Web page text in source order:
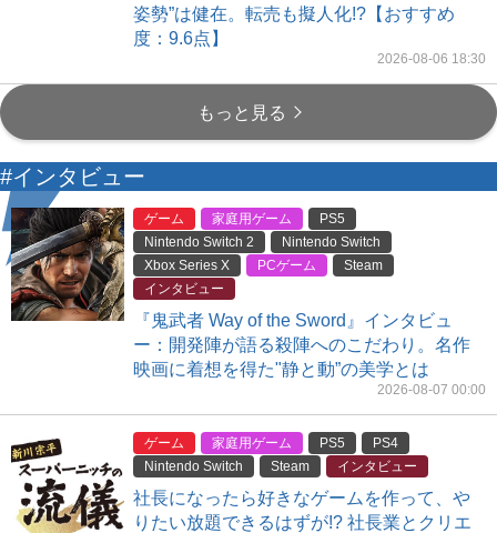
姿勢”は健在。転売も擬人化!?【おすすめ
度：9.6点】
2026-08-06 18:30
もっと見る
#インタビュー
ゲーム 家庭用ゲーム
PS5
Nintendo Switch 2
Nintendo Switch
Xbox Series X
PCゲーム
Steam
インタビュー
『鬼武者 Way of the Sword』インタビュ
ー：開発陣が語る殺陣へのこだわり。名作
映画に着想を得た"静と動”の美学とは
2026-08-07 00:00
ゲーム 家庭用ゲーム PS5
PS4
Nintendo Switch
Steam インタビュー
社長になったら好きなゲームを作って、や
りたい放題できるはずが!? 社長業とクリエ